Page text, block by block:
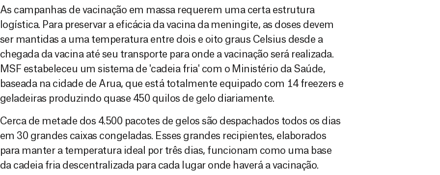
As campanhas de vacinação em massa requerem uma certa estrutura
logística. Para preservar a eficácia da vacina da meningite, as doses devem
ser mantidas a uma temperatura entre dois e oito graus Celsius desde a
chegada da vacina até seu transporte para onde a vacinação será realizada.
MSF estabeleceu um sistema de 'cadeia fria' com o Ministério da Saúde,
baseada na cidade de Arua, que está totalmente equipado com 14 freezers e
geladeiras produzindo quase 450 quilos de gelo diariamente.
Cerca de metade dos 4.500 pacotes de gelos são despachados todos os dias
em 30 grandes caixas congeladas. Esses grandes recipientes, elaborados
para manter a temperatura ideal por três dias, funcionam como uma base
da cadeia fria descentralizada para cada lugar onde haverá a vacinação.